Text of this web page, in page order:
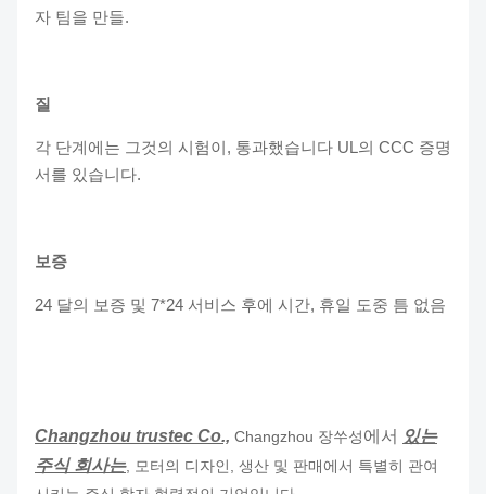
자 팀을 만들.
질
각 단계에는 그것의 시험이, 통과했습니다 UL의 CCC 증명
서를 있습니다.
보증
24 달의 보증 및 7*24 서비스 후에 시간, 휴일 도중 틈 없음
Changzhou trustec Co., Changzhou 장쑤성에서 있는
주식 회사는, 모터의 디자인, 생산 및 판매에서 특별히 관여